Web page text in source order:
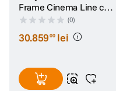
Frame Cinema Line cu
Maner XLR (0)
30.85900 lei